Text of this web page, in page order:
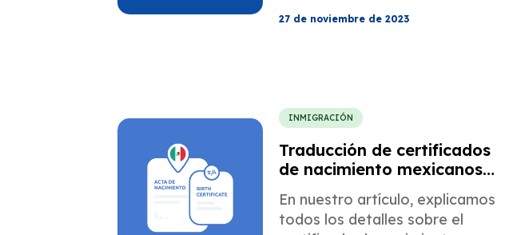
profesionales mexicanos que
27 de noviembre de 2023
INMIGRACIÓN
Traducción de certificados
de nacimiento mexicanos
para fines de inmigración de
EE. UU.
En nuestro artículo, explicamos
todos los detalles sobre el